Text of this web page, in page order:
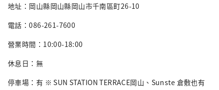
地址：岡山縣岡山縣岡山市千南區町26-10
電話：086-261-7600
營業時間：10:00-18:00
休息日：無
停車場：有 ※ SUN STATION TERRACE岡山、Sunste 倉敷也有